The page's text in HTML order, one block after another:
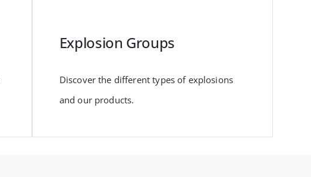
Explosion Groups
Discover the different types of explosions
and our products.